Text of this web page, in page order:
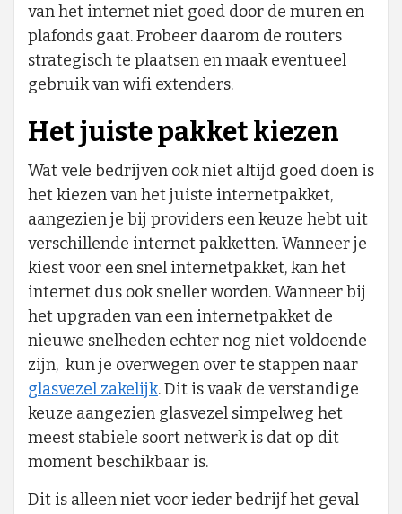
van het internet niet goed door de muren en
plafonds gaat. Probeer daarom de routers
strategisch te plaatsen en maak eventueel
gebruik van wifi extenders.
Het juiste pakket kiezen
Wat vele bedrijven ook niet altijd goed doen is
het kiezen van het juiste internetpakket,
aangezien je bij providers een keuze hebt uit
verschillende internet pakketten. Wanneer je
kiest voor een snel internetpakket, kan het
internet dus ook sneller worden. Wanneer bij
het upgraden van een internetpakket de
nieuwe snelheden echter nog niet voldoende
zijn, kun je overwegen over te stappen naar
glasvezel zakelijk. Dit is vaak de verstandige
keuze aangezien glasvezel simpelweg het
meest stabiele soort netwerk is dat op dit
moment beschikbaar is.
Dit is alleen niet voor ieder bedrijf het geval